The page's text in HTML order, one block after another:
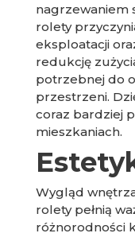
nagrzewaniem
rolety
eksploatacji
redukcję
potrzebnej do
przestrzeni.
coraz bardziej
mieszkaniach.
Wygląd
rolety pełnią
różnorodności